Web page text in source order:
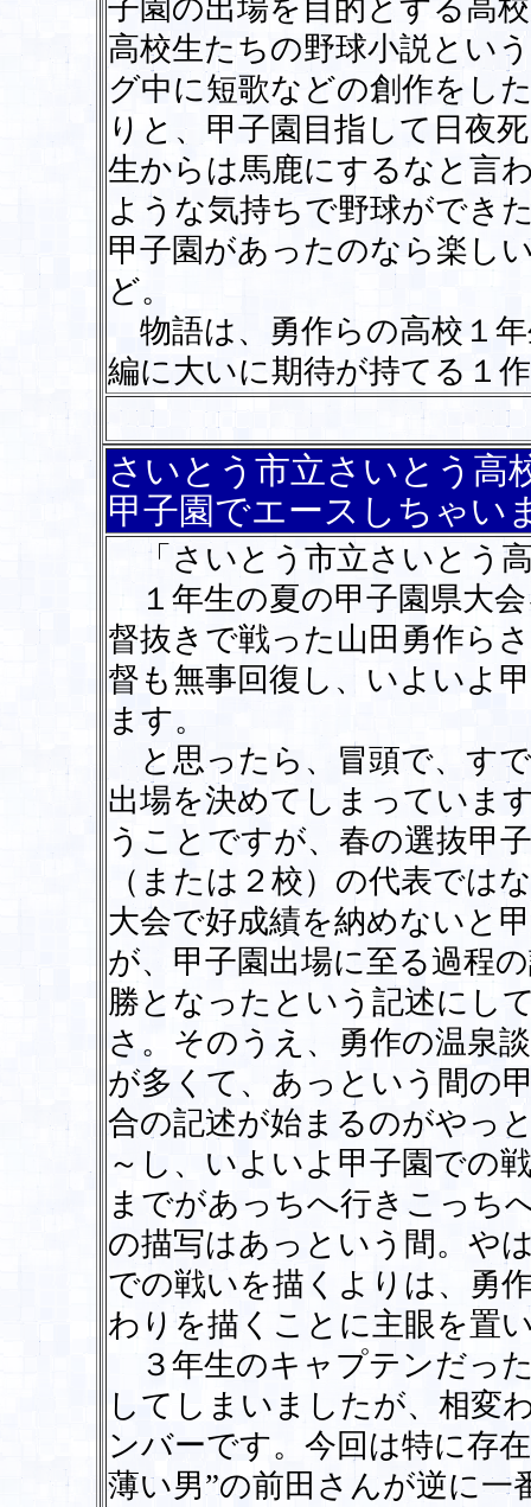
子園の出場を目的とする高
高校生たちの野球小説とい
グ中に短歌などの創作をし
りと、甲子園目指して日夜
生からは馬鹿にするなと言
ような気持ちで野球ができ
甲子園があったのなら楽し
ど。
物語は、勇作らの高校１
編に大いに期待が持てる１
さいとう市立さいとう
甲子園でエースしちゃい
「さいとう市立さいとう
１年生の夏の甲子園県大
督抜きで戦った山田勇作ら
督も無事回復し、いよいよ
ます。
と思ったら、冒頭で、す
出場を決めてしまっていま
うことですが、春の選抜甲
（または２校）の代表では
大会で好成績を納めないと
が、甲子園出場に至る過程
勝となったという記述にし
さ。そのうえ、勇作の温泉
が多くて、あっという間の
合の記述が始まるのがやっ
～し、いよいよ甲子園での
までがあっちへ行きこっち
の描写はあっという間。や
での戦いを描くよりは、勇
わりを描くことに主眼を置
３年生のキャプテンだっ
してしまいましたが、相変
ンバーです。今回は特に存
薄い男”の前田さんが逆に一